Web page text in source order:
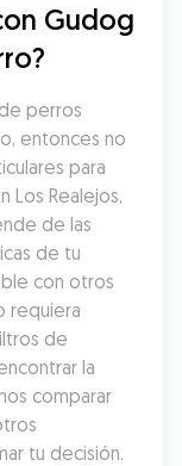
Gudog
perros
entonces no
para
Los Realejos,
de las
de tu
con otros
requiera
de
la
comparar
tu decisión.